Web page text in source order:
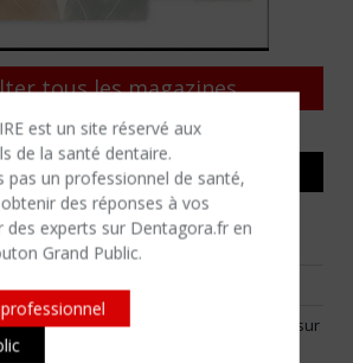
est un site réservé aux
de la santé dentaire.
pas un professionnel de santé,
des réponses à vos
des experts sur Dentagora.fr en
Grand Public.
tous les magazines
un flux numérique vraiment utile
: choisir ses batailles
Française d’Orthodontie alerte sur